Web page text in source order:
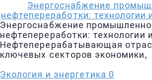
Энергоснабжение
нефтепереработки: технологии
Энергоснабжение
нефтепереработки: технологии
Нефтеперерабатывающая
ключевых секторов экономики,
Экология и энергетика 0